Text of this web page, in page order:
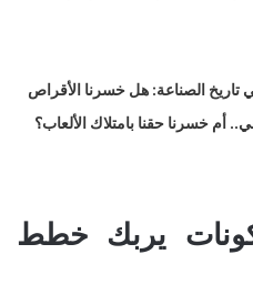
الصناعة: هل خسرنا الأقراص
أم خسرنا حقنا بامتلاك الألعاب؟
يربك خطط